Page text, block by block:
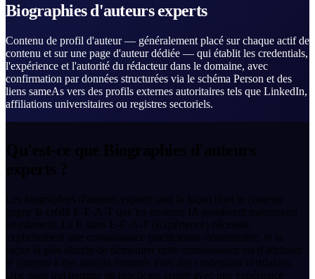
Biographies d'auteurs experts
Contenu de profil d'auteur — généralement placé sur chaque actif de
contenu et sur une page d'auteur dédiée — qui établit les credentials,
l'expérience et l'autorité du rédacteur dans le domaine, avec
confirmation par données structurées via le schéma Person et des
liens sameAs vers des profils externes autoritaires tels que LinkedIn,
affiliations universitaires ou registres sectoriels.
gagne le crédit E-E-A-T que les moteurs IA pondèrent maintenant
lourdement. Le E dans E-E-A-T (Expérience) nécessite
explicitement une connaissance practicienne démontrable, et la
façon la plus directe de démontrer cette connaissance est d'attribuer
le contenu à des auteurs nommés avec des credentials vérifiables.
Une page qui nomme un practicien senior avec une expérience